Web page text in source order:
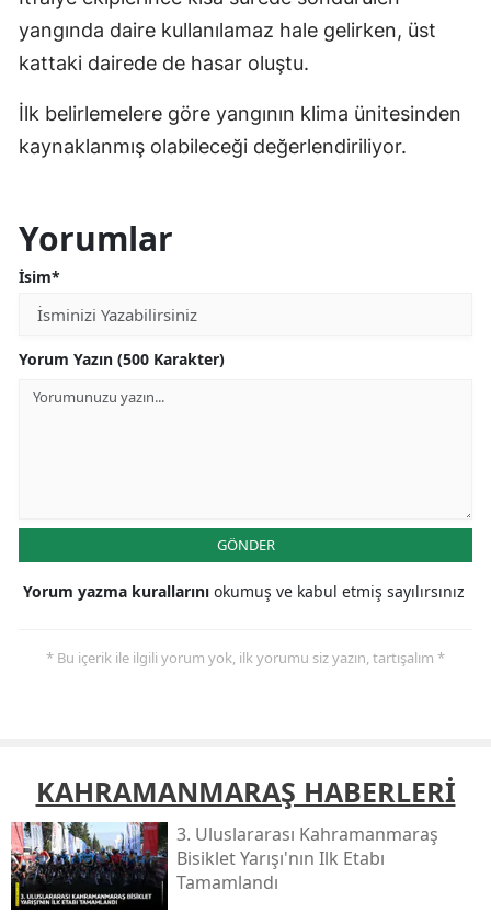
yangında daire kullanılamaz hale gelirken, üst
kattaki dairede de hasar oluştu.
İlk belirlemelere göre yangının klima ünitesinden
kaynaklanmış olabileceği değerlendiriliyor.
Yorumlar
İsim*
Yorum Yazın (500 Karakter)
GÖNDER
Yorum yazma kurallarını okumuş ve kabul etmiş sayılırsınız
* Bu içerik ile ilgili yorum yok, ilk yorumu siz yazın, tartışalım *
KAHRAMANMARAŞ HABERLERİ
3. Uluslararası Kahramanmaraş
Bisiklet Yarışı'nın Ilk Etabı
Tamamlandı